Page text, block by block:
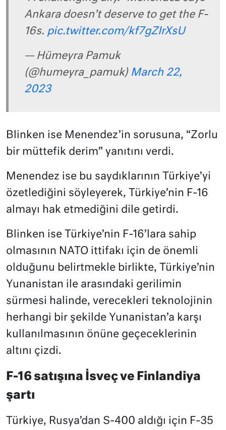
Ankara doesn’t deserve to get the F-
16s. pic.twitter.com/kf7gZIrXsU
— Hümeyra Pamuk
(@humeyra_pamuk) March 22,
2023
Blinken ise Menendez’in sorusuna, “Zorlu
bir müttefik derim” yanıtını verdi.
Menendez ise bu saydıklarının Türkiye’yi
özetlediğini söyleyerek, Türkiye’nin F-16
almayı hak etmediğini dile getirdi.
Blinken ise Türkiye’nin F-16’lara sahip
olmasının NATO ittifakı için de önemli
olduğunu belirtmekle birlikte, Türkiye’nin
Yunanistan ile arasındaki gerilimin
sürmesi halinde, verecekleri teknolojinin
herhangi bir şekilde Yunanistan’a karşı
kullanılmasının önüne geçeceklerinin
altını çizdi.
F-16 satışına İsveç ve Finlandiya
şartı
Türkiye, Rusya’dan S-400 aldığı için F-35